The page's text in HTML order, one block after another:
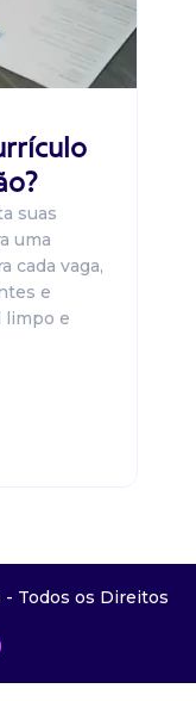
suas
uma
cada vaga,
e
limpo e
Todos os Direitos